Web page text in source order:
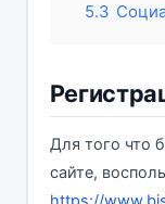
5.3
Для того что
сайте,